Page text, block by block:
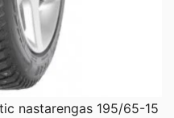
nastarengas 195/65-15